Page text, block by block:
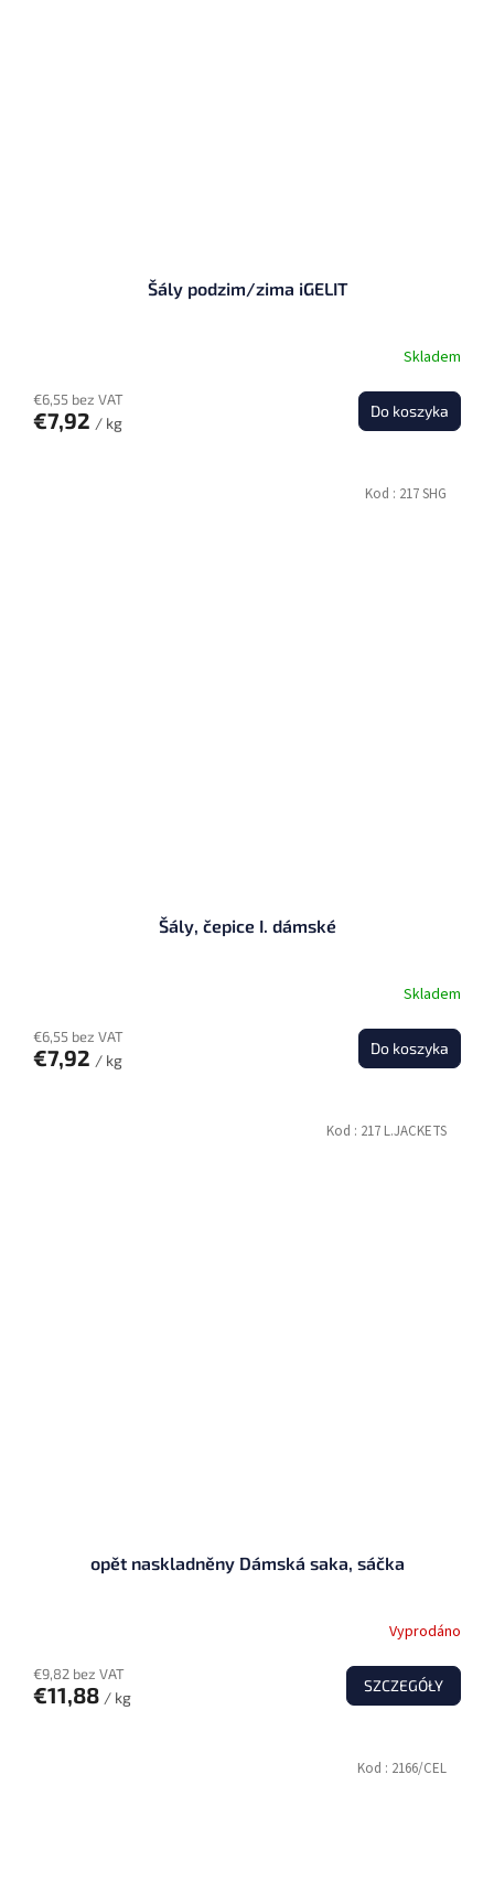
Šály podzim/zima iGELIT
Skladem
€6,55 bez VAT
€7,92 / kg
Do koszyka
Šály, čepice I. dámské
Skladem
€6,55 bez VAT
€7,92 / kg
Do koszyka
Kod : 217 SHG
opět naskladněny Dámská saka, sáčka
Vyprodáno
€9,82 bez VAT
€11,88 / kg
SZCZEGÓŁY
Kod : 217 L.JACKETS
Kod : 2166/CEL